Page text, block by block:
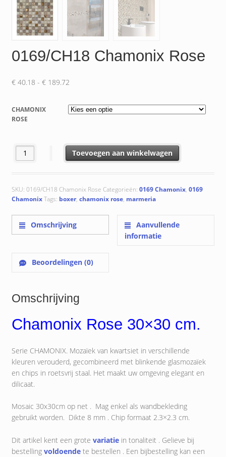
0169/CH18 Chamonix Rose
€40.18 - €189.72Prijsklasse:
tot
€ 189.72
CHAMONIX
ROSE
0169/CH18 Chamonix Rose aantalToevoegen aan winkelwagen
SKU: 0169/CH18 Chamonix Rose Categorieën: 0169 Chamonix, 0169
ChamonixTags: boxer, chamonix rose, marmeria
Omschrijving
Aanvullende
informatie
Beoordelingen (0)
Omschrijving
Chamonix Rose 30×30 cm.
Serie CHAMONIX. Mozaïek van kwartsiet in verschillende
kleuren verouderd, gecombineerd met blinkende glasmozaïek
en chips in roetsvrij staal. Het maakt uw omgeving elegant en
dilicaat.
Mosaic 30x30cm op net . Mag enkel als wandbekleding
gebruikt worden. Dikte 8 mm . Chip formaat 2.3×2.3 cm.
Dit artikel kent een grote variatiein tonaliteit . Gelieve bij
bestelling voldoendete bestellen . Een bijbestelling kan een